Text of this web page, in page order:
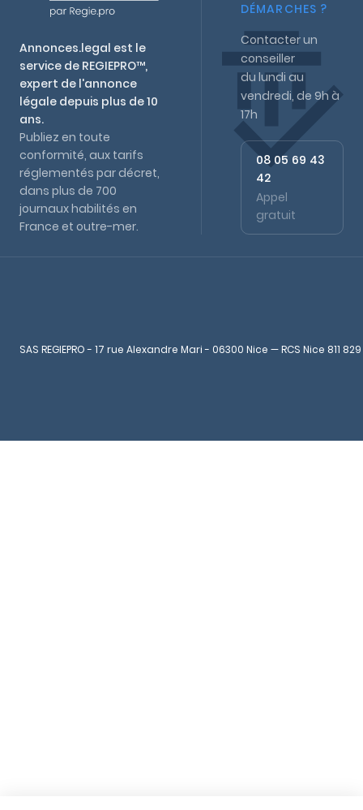
Annonces.legal est le
service de REGIEPRO™,
expert de l'annonce
légale depuis plus de 10
ans.
Publiez en toute
conformité, aux tarifs
réglementés par décret,
dans plus de 700
journaux habilités en
France et outre-mer.
DÉMARCHES ?
Contacter un
conseiller
du lundi au
vendredi, de 9h à
17h
08 05 69 43
42
Appel
gratuit
SAS REGIEPRO - 17 rue Alexandre Mari - 06300 Nice — RCS Nice 811